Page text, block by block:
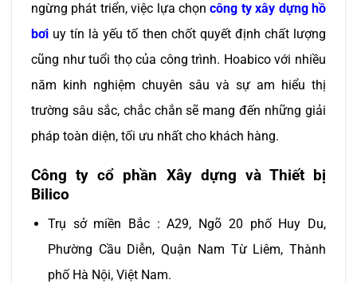
ngừng phát triển, việc lựa chọncông ty xây dựng hồ
bơi uy tín là yếu tố then chốt quyết định chất lượng
cũng như tuổi thọ của công trình. Hoabico với nhiều
năm kinh nghiệm chuyên sâu và sự am hiểu thị
trường sâu sắc, chắc chắn sẽ mang đến những giải
pháp toàn diện, tối ưu nhất cho khách hàng.
Công ty cổ phần Xây dựng và Thiết bị
Bilico
Trụ sở miền Bắc : A29, Ngõ 20 phố Huy Du,
Phường Cầu Diễn, Quận Nam Từ Liêm, Thành
phố Hà Nội, Việt Nam.